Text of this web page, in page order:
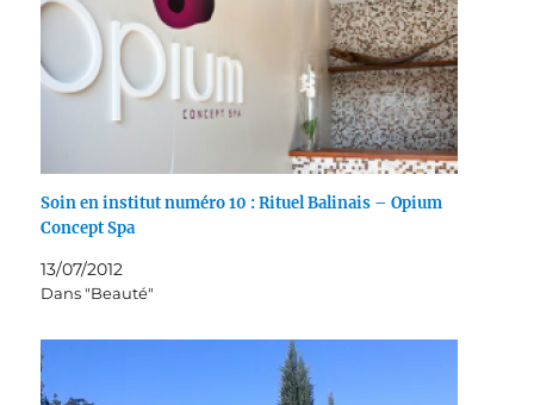
Soin en institut numéro 10 : Rituel Balinais – Opium
Concept Spa
13/07/2012
Dans "Beauté"